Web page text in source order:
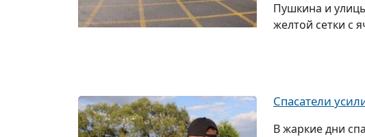
Пушкина и
желтой сетки с
Спасатели
В жаркие дни